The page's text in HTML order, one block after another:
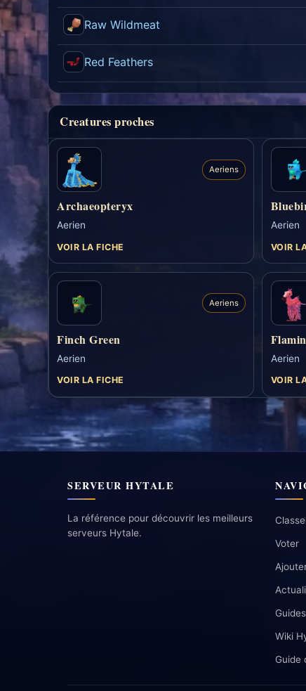
Raw Wildmeat
Red Feathers
Creatures proches
Aeriens
Archaeopteryx
Aerien
VOIR LA FICHE
Aerien
VOIR
Aeriens
Finch Green
Aerien
VOIR LA FICHE
Aerien
VOIR
SERVEUR HYTALE
La référence pour découvrir les meilleurs
serveurs Hytale.
Voter
Guides
Wiki
Guide